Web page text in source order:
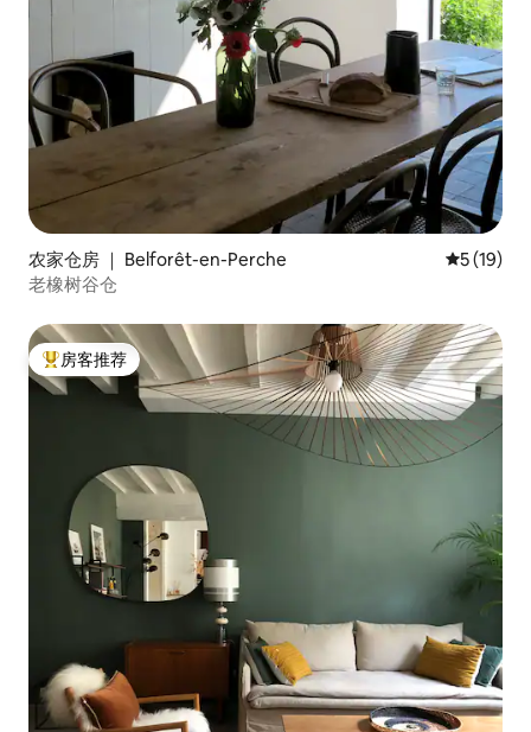
农家仓房 ｜ Belforêt-en-Perche 平均评分
5 (19)
老橡树谷仓
热门「房客推荐」
房客推荐